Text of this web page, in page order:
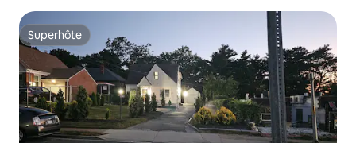
Superhôte
Superhôte